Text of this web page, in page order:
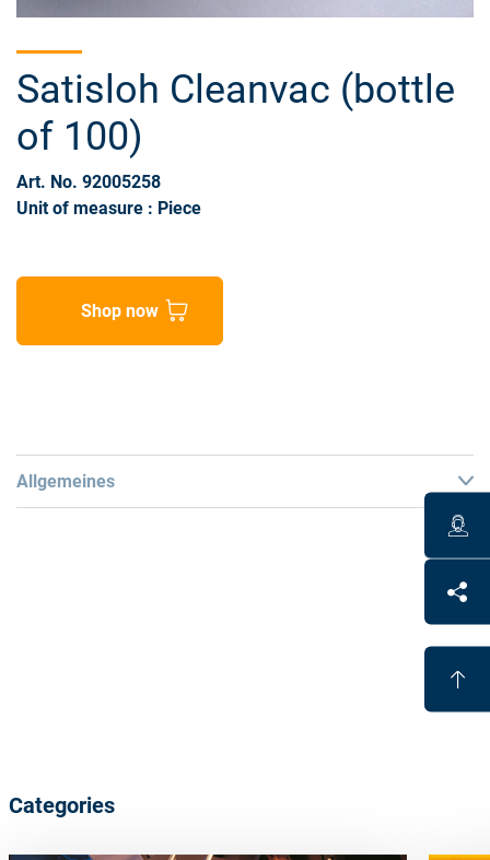
Satisloh Cleanvac (bottle
of 100)
Art. No. 92005258
Unit of measure : Piece
Shop now
Allgemeines
Categories